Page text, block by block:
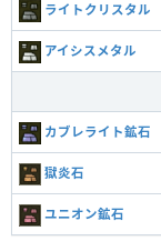
ライトクリスタル
アイシスメタル
カブレライト鉱石
獄炎石
ユニオン鉱石